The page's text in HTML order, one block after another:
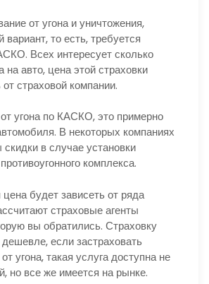
от угона и уничтожения,
то есть, требуется
Всех интересует сколько
на авто, цена этой страховки
страховой компании.
угона по КАСКО, это примерно
В некоторых компаниях
в случае установки
комплекса.
будет зависеть от ряда
страховые агенты
вы обратились. Страховку
если застраховать
угона, такая услуга доступна не
но все же имеется на рынке.